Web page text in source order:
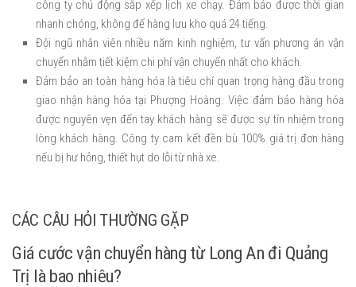
công ty chủ động sắp xếp lịch xe chạy. Đảm bảo được thời gian
nhanh chóng, không để hàng lưu kho quá 24 tiếng.
Đội ngũ nhân viên nhiều năm kinh nghiệm, tư vấn phương án vận
chuyển nhằm tiết kiệm chi phí vận chuyển nhất cho khách.
Đảm bảo an toàn hàng hóa là tiêu chí quan trọng hàng đầu trong
giao nhận hàng hóa tại Phượng Hoàng. Việc đảm bảo hàng hóa
được nguyên vẹn đến tay khách hàng sẽ được sự tín nhiệm trong
lòng khách hàng. Công ty cam kết đền bù 100% giá trị đơn hàng
nếu bị hư hỏng, thiết hụt do lỗi từ nhà xe.
CÁC CÂU HỎI THƯỜNG GẶP
Giá cước vận chuyển hàng từ Long An đi Quảng
Trị là bao nhiêu?